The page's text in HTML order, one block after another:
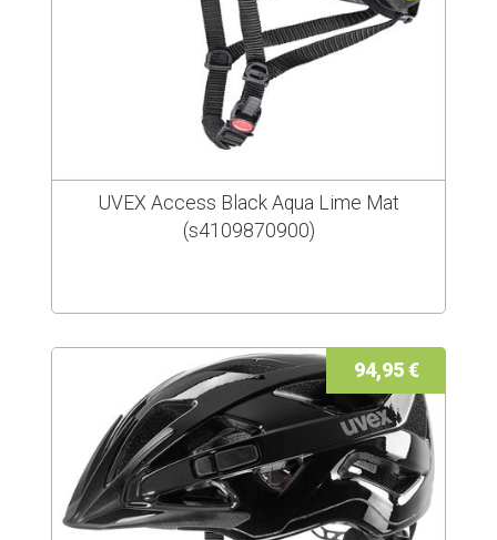
UVEX Access Black Aqua Lime Mat
(s4109870900)
94,95 €